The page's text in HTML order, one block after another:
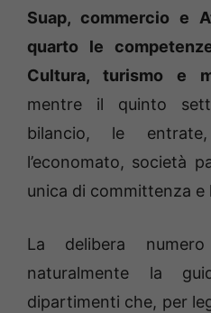
Suap, commercio e
quarto le
Cultura, turismo e
mentre il quinto
bilancio, le
l’economato, società
unica di committenza e
La delibera
naturalmente la
dipartimenti che, per